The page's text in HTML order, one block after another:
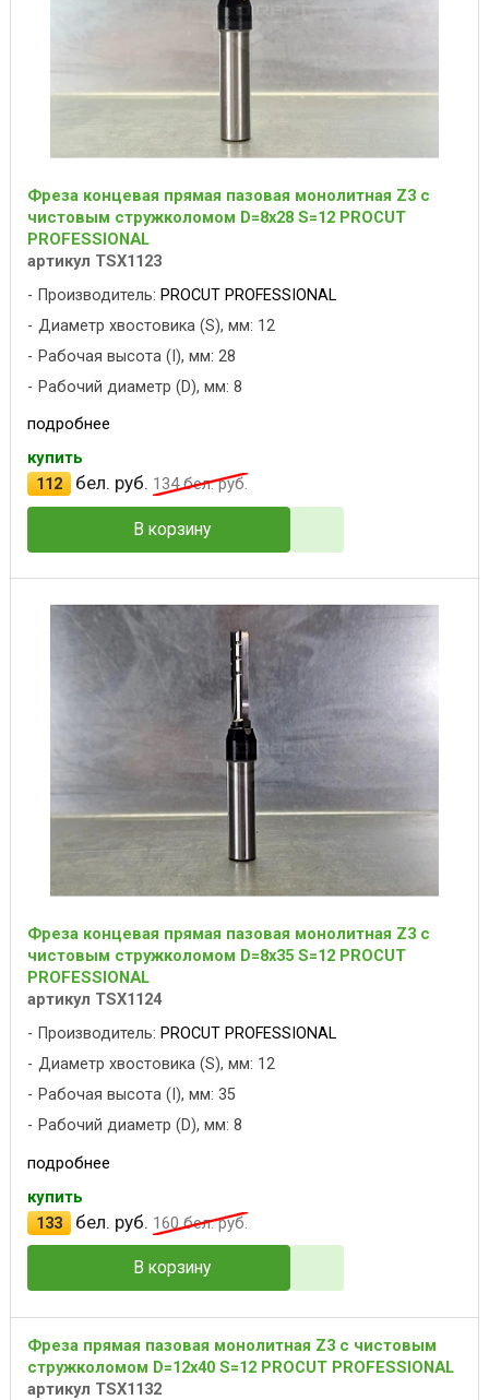
Фреза концевая прямая пазовая монолитная Z3 с
чистовым стружколомом D=8x28 S=12 PROCUT
PROFESSIONAL
артикул TSX1123
Производитель: PROCUT PROFESSIONAL
Диаметр хвостовика (S), мм: 12
Рабочая высота (I), мм: 28
Рабочий диаметр (D), мм: 8
подробнее
купить
112
бел. руб. 134бел. руб.
В корзину
Фреза концевая прямая пазовая монолитная Z3 с
чистовым стружколомом D=8x35 S=12 PROCUT
PROFESSIONAL
артикул TSX1124
Производитель: PROCUT PROFESSIONAL
Диаметр хвостовика (S), мм: 12
Рабочая высота (I), мм: 35
Рабочий диаметр (D), мм: 8
подробнее
купить
133
бел. руб. 160бел. руб.
В корзину
Фреза прямая пазовая монолитная Z3 с чистовым
стружколомом D=12x40 S=12 PROCUT PROFESSIONAL
артикул TSX1132